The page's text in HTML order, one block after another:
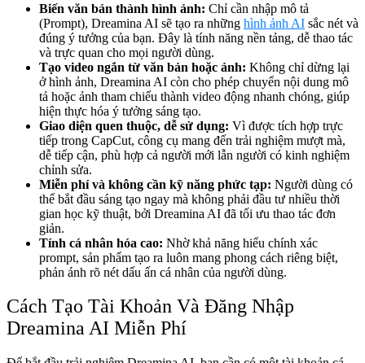
Biến văn bản thành hình ảnh: Chỉ cần nhập mô tả
(Prompt), Dreamina AI sẽ tạo ra những hình ảnh AI sắc nét và
đúng ý tưởng của bạn. Đây là tính năng nền tảng, dễ thao tác
và trực quan cho mọi người dùng.
Tạo video ngắn từ văn bản hoặc ảnh: Không chỉ dừng lại
ở hình ảnh, Dreamina AI còn cho phép chuyển nội dung mô
tả hoặc ảnh tham chiếu thành video động nhanh chóng, giúp
hiện thực hóa ý tưởng sáng tạo.
Giao diện quen thuộc, dễ sử dụng: Vì được tích hợp trực
tiếp trong CapCut, công cụ mang đến trải nghiệm mượt mà,
dễ tiếp cận, phù hợp cả người mới lẫn người có kinh nghiệm
chỉnh sửa.
Miễn phí và không cần kỹ năng phức tạp: Người dùng có
thể bắt đầu sáng tạo ngay mà không phải đầu tư nhiều thời
gian học kỹ thuật, bởi Dreamina AI đã tối ưu thao tác đơn
giản.
Tính cá nhân hóa cao: Nhờ khả năng hiểu chính xác
prompt, sản phẩm tạo ra luôn mang phong cách riêng biệt,
phản ánh rõ nét dấu ấn cá nhân của người dùng.
Cách Tạo Tài Khoản Và Đăng Nhập
Dreamina AI Miễn Phí